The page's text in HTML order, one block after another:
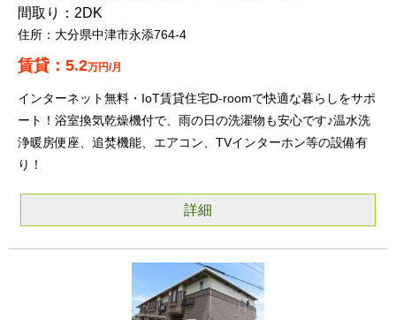
2DK
大分県中津市永添764-4
5.2万円/月
インターネット無料・IoT賃貸住宅D-roomで快適な暮らしをサポ
ート！浴室換気乾燥機付で、雨の日の洗濯物も安心です♪温水洗
浄暖房便座、追焚機能、エアコン、TVインターホン等の設備有
り！
詳細